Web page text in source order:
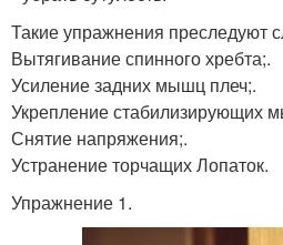
Такие упражнения преследуют
Вытягивание спинного хребта;.
Усиление задних мышц плеч;.
Укрепление стабилизирующих
Снятие напряжения;.
Устранение торчащих Лопаток.
Упражнение 1.